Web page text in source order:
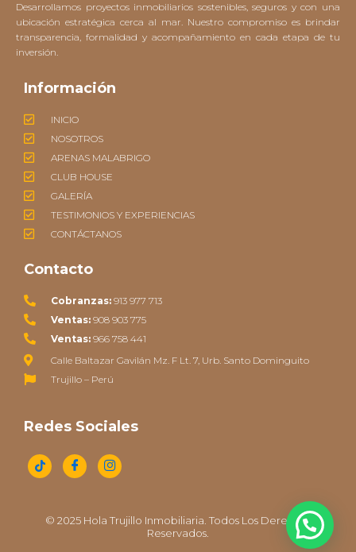
Desarrollamos proyectos inmobiliarios sostenibles, seguros y con una
ubicación estratégica cerca al mar. Nuestro compromiso es brindar
transparencia, formalidad y acompañamiento en cada etapa de tu
inversión.
Información
INICIO
NOSOTROS
ARENAS MALABRIGO
CLUB HOUSE
GALERÍA
TESTIMONIOS Y EXPERIENCIAS
CONTÁCTANOS
Contacto
Cobranzas:913 977 713
Ventas:908 903 775
Ventas:966 758 441
Calle Baltazar Gavilán Mz. F Lt. 7, Urb. Santo Dominguito
Trujillo – Perú
Redes Sociales
© 2025 Hola Trujillo Inmobiliaria. Todos Los Derechos
Reservados.